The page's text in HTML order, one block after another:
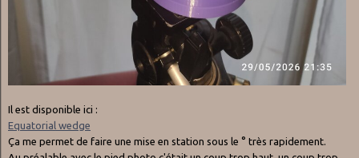
Il est disponible ici :
Equatorial wedge
Ça me permet de faire une mise en station sous le ° très rapidement.